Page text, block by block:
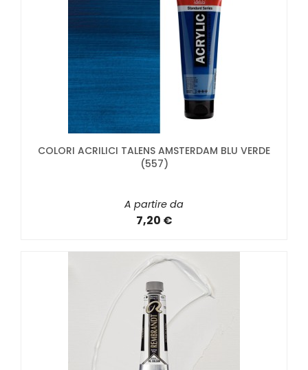
COLORI ACRILICI TALENS AMSTERDAM BLU VERDE
(557)
A partire da
7,20 €